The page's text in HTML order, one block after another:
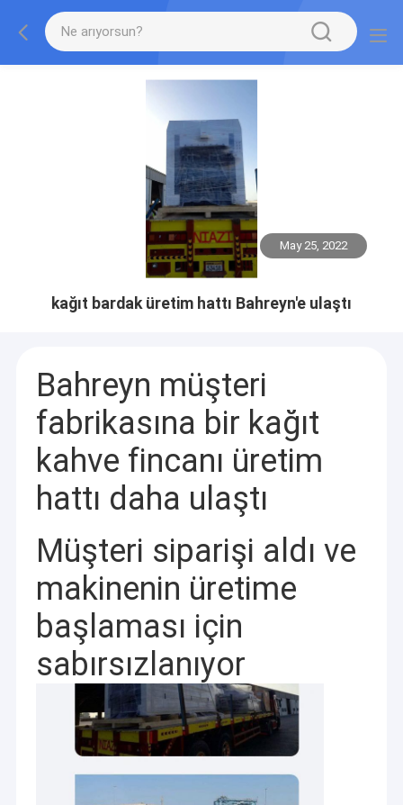
May 25, 2022
kağıt bardak üretim hattı Bahreyn'e ulaştı
Bahreyn müşteri
fabrikasına bir kağıt
kahve fincanı üretim
hattı daha ulaştı
Müşteri siparişi aldı ve
makinenin üretime
başlaması için
sabırsızlanıyor